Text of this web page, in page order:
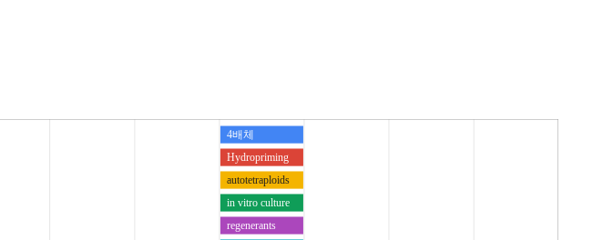
4배체
Hydropriming
autotetraploids
in vitro culture
regenerants